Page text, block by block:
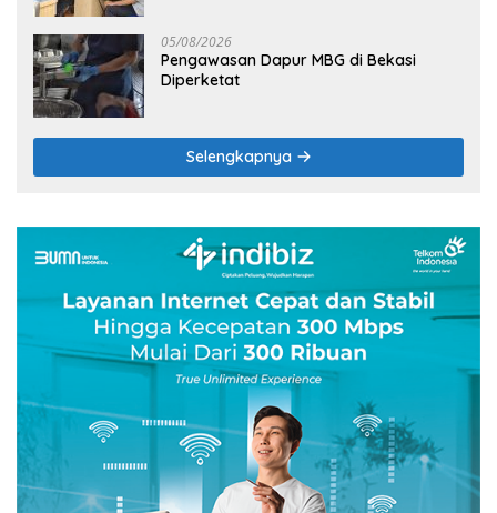
05/08/2026
Pengawasan Dapur MBG di Bekasi
Diperketat
Selengkapnya